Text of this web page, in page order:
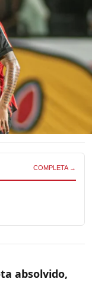
COMPLETA →
absolvido,